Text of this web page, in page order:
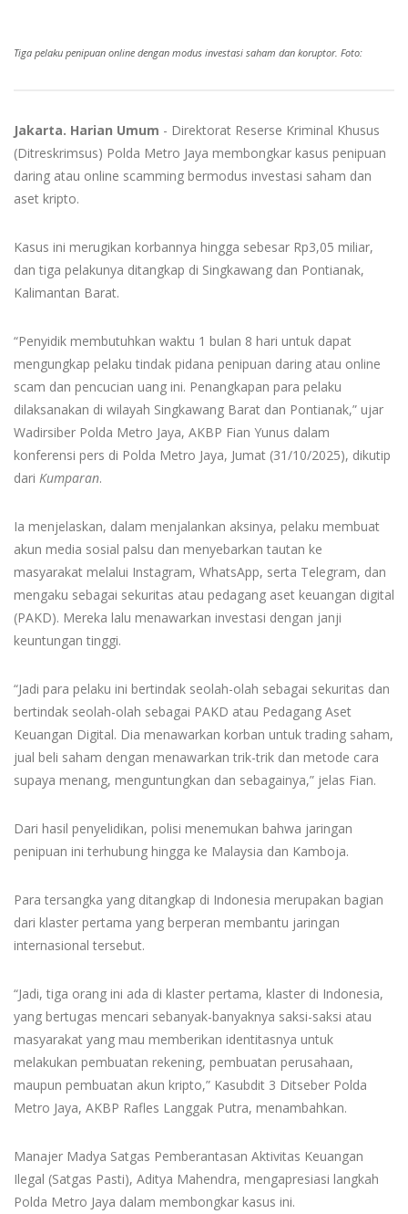
Tiga pelaku penipuan online dengan modus investasi saham dan koruptor. Foto:
Jakarta. Harian Umum - Direktorat Reserse Kriminal Khusus
(Ditreskrimsus) Polda Metro Jaya membongkar kasus penipuan
daring atau online scamming bermodus investasi saham dan
aset kripto.
Kasus ini merugikan korbannya hingga sebesar Rp3,05 miliar,
dan tiga pelakunya ditangkap di Singkawang dan Pontianak,
Kalimantan Barat.
“Penyidik membutuhkan waktu 1 bulan 8 hari untuk dapat
mengungkap pelaku tindak pidana penipuan daring atau online
scam dan pencucian uang ini. Penangkapan para pelaku
dilaksanakan di wilayah Singkawang Barat dan Pontianak,” ujar
Wadirsiber Polda Metro Jaya, AKBP Fian Yunus dalam
konferensi pers di Polda Metro Jaya, Jumat (31/10/2025), dikutip
dari Kumparan.
Ia menjelaskan, dalam menjalankan aksinya, pelaku membuat
akun media sosial palsu dan menyebarkan tautan ke
masyarakat melalui Instagram, WhatsApp, serta Telegram, dan
mengaku sebagai sekuritas atau pedagang aset keuangan digital
(PAKD). Mereka lalu menawarkan investasi dengan janji
keuntungan tinggi.
“Jadi para pelaku ini bertindak seolah-olah sebagai sekuritas dan
bertindak seolah-olah sebagai PAKD atau Pedagang Aset
Keuangan Digital. Dia menawarkan korban untuk trading saham,
jual beli saham dengan menawarkan trik-trik dan metode cara
supaya menang, menguntungkan dan sebagainya,” jelas Fian.
Dari hasil penyelidikan, polisi menemukan bahwa jaringan
penipuan ini terhubung hingga ke Malaysia dan Kamboja.
Para tersangka yang ditangkap di Indonesia merupakan bagian
dari klaster pertama yang berperan membantu jaringan
internasional tersebut.
“Jadi, tiga orang ini ada di klaster pertama, klaster di Indonesia,
yang bertugas mencari sebanyak-banyaknya saksi-saksi atau
masyarakat yang mau memberikan identitasnya untuk
melakukan pembuatan rekening, pembuatan perusahaan,
maupun pembuatan akun kripto,” Kasubdit 3 Ditseber Polda
Metro Jaya, AKBP Rafles Langgak Putra, menambahkan.
Manajer Madya Satgas Pemberantasan Aktivitas Keuangan
Ilegal (Satgas Pasti), Aditya Mahendra, mengapresiasi langkah
Polda Metro Jaya dalam membongkar kasus ini.